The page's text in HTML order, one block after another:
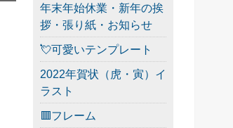
年末年始休業・新年の挨
拶・張り紙・お知らせ
💘可愛いテンプレート
2022年賀状（虎・寅）イ
ラスト
🟥フレーム